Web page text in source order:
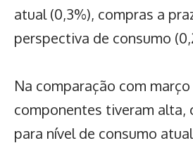
atual (0,3%), compras a
perspectiva de consumo
Na comparação com
componentes tiveram alta,
para nível de consumo atual